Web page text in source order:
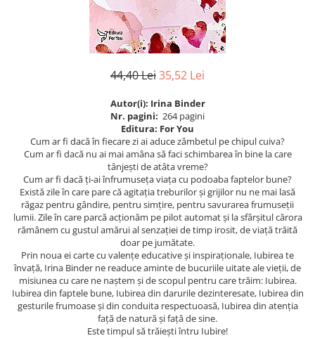
Manuale scolare/Cursuri
Politică/Geopolitică
Psihologie
Sociologie
Spiritualitate/Ezoterism
Sport
Stiinte/Educatie
44,40 Lei35,52 Lei
Autor(i): Irina Binder
Nr. pagini: 264 pagini
Editura: For You
Cum ar fi dacă în fiecare zi ai aduce zâmbetul pe chipul cuiva?
Cum ar fi dacă nu ai mai amâna să faci schimbarea în bine la care
tânjești de atâta vreme?
Cum ar fi dacă ți-ai înfrumuseța viața cu podoaba faptelor bune?
Există zile în care pare că agitația treburilor și grijilor nu ne mai lasă
răgaz pentru gândire, pentru simțire, pentru savurarea frumuseții
lumii. Zile în care parcă acționăm pe pilot automat și la sfârșitul cărora
rămânem cu gustul amărui al senzației de timp irosit, de viață trăită
doar pe jumătate.
Prin noua ei carte cu valențe educative și inspiraționale, Iubirea te
învață, Irina Binder ne readuce aminte de bucuriile uitate ale vieții, de
misiunea cu care ne naștem și de scopul pentru care trăim: Iubirea.
Iubirea din faptele bune, Iubirea din darurile dezinteresate, Iubirea din
gesturile frumoase și din conduita respectuoasă, Iubirea din atenția
față de natură și față de sine.
Este timpul să trăiești întru Iubire!